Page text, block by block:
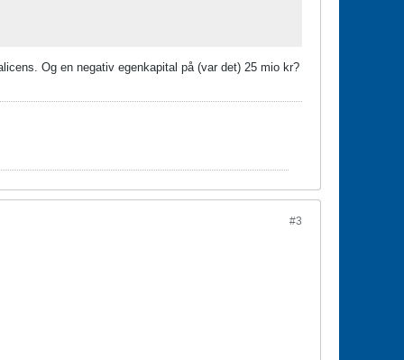
Og en negativ egenkapital på (var det) 25 mio kr?
#3